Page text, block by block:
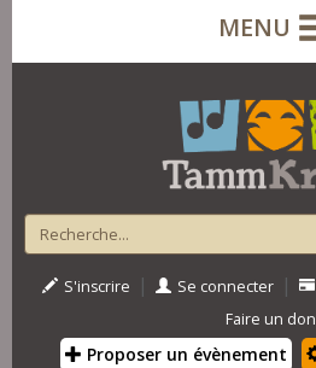
MENU
S'inscrire | Se connecter |
Faire un don
Proposer un évènement